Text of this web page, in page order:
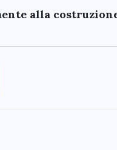
alla